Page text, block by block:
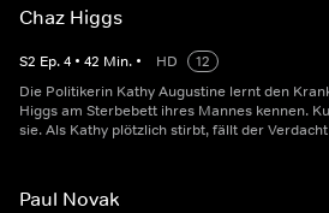
Chaz Higgs
S2 Ep.4 • 42 Min. • HD
12
Die Politikerin Kathy Augustine lernt den
Higgs am Sterbebett ihres Mannes kennen.
sie. Als Kathy plötzlich stirbt, fällt der
Paul Novak